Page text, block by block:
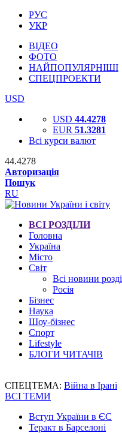
РУС
УКР
ВІДЕО
ФОТО
НАЙПОПУЛЯРНІШІ
СПЕЦПРОЕКТИ
USD
USD 44.4278
EUR 51.3281
Всі курси валют
44.4278
Авторизація
Пошук
RU
ВСІ РОЗДІЛИ
Головна
Україна
Місто
Світ
Всі новини
Росія
Бізнес
Наука
Шоу-бізнес
Спорт
Lifestyle
БЛОГИ ЧИТАЧІВ
СПЕЦТЕМА: Війна в Ірані
ВСІ ТЕМИ
Вступ України в ЄС
Теракт в Барселоні